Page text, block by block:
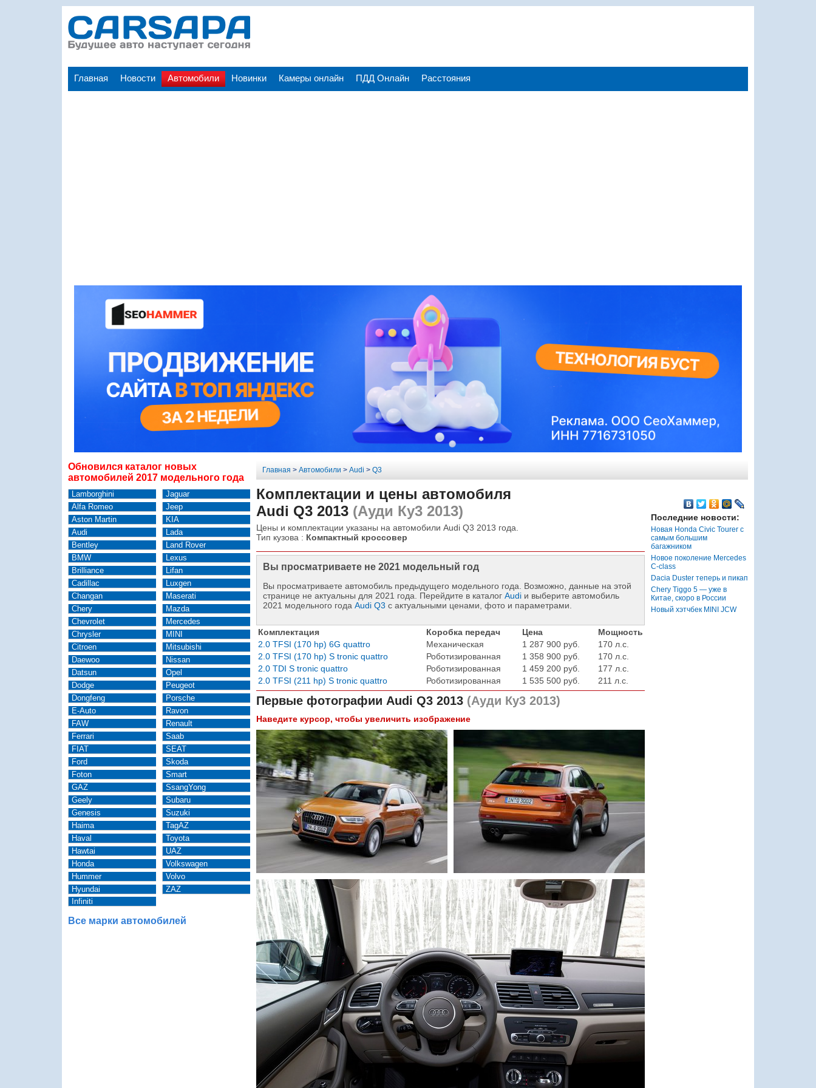
Главная Новости Автомобили Новинки Камеры онлайн ПДД Онлайн Расстояния
Обновился каталог новых
автомобилей 2017 модельного года
Lamborghini
Alfa Romeo
Aston Martin
Audi
Bentley
BMW
Brilliance
Cadillac
Changan
Chery
Chevrolet
Chrysler
Citroen
Daewoo
Datsun
Dodge
Dongfeng
E-Auto
FAW
Ferrari
FIAT
Ford
Foton
GAZ
Geely
Genesis
Haima
Haval
Hawtai
Honda
Hummer
Hyundai
Infiniti
Jaguar
Jeep
KIA
Lada
Land Rover
Lexus
Lifan
Luxgen
Maserati
Mazda
Mercedes
MINI
Mitsubishi
Nissan
Opel
Peugeot
Porsche
Ravon
Renault
Saab
SEAT
Skoda
Smart
SsangYong
Subaru
Suzuki
TagAZ
Toyota
UAZ
Volkswagen
Volvo
ZAZ
Все марки автомобилей
Главная > Автомобили > Audi > Q3
Комплектации и цены автомобиля
Audi Q3 2013(Ауди Ку3 2013)
Цены и комплектации указаны на автомобили Audi Q3 2013 года.
Тип кузова : Компактный кроссовер
Вы просматриваете не 2021 модельный год
Вы просматриваете автомобиль предыдущего модельного года. Возможно, данные на этой
странице не актуальны для 2021 года. Перейдите в каталог Audiи выберите автомобиль
2021 модельного года Audi Q3 с актуальными ценами, фото и параметрами.
Комплектация Коробка передач Цена
Мощность
2.0 TFSI (170 hp) 6G quattro
Механическая 1 287 900 руб.
170 л.с.
2.0 TFSI (170 hp) S tronic quattro
Роботизированная 1 358 900 руб.
170 л.с.
2.0 TDI S tronic quattro
Роботизированная 1 459 200 руб.
177 л.с.
2.0 TFSI (211 hp) S tronic quattro
Роботизированная 1 535 500 руб. 211 л.с.
Первые фотографии Audi Q3 2013(Ауди Ку3 2013)
Наведите курсор, чтобы увеличить изображение
Последние новости:
Новая Honda Civic Tourer с
самым большим
багажником
Новое поколение Mercedes
C-class
Dacia Duster теперь и пикап
Chery Tiggo 5 — уже в
Китае, скоро в России
Новый хэтчбек MINI JCW